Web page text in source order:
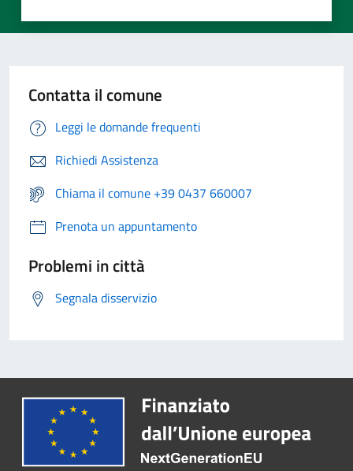
Contatta il comune
Leggi le domande frequenti
Richiedi Assistenza
Chiama il comune +39 0437 660007
Prenota un appuntamento
Problemi in città
Segnala disservizio